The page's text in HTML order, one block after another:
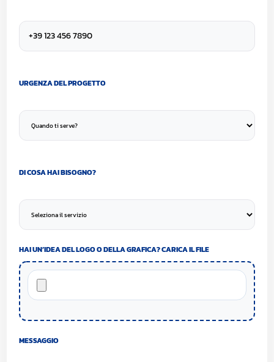
URGENZA DEL PROGETTO
DI COSA HAI BISOGNO?
HAI UN’IDEA DEL LOGO O DELLA GRAFICA? CARICA IL FILE
MESSAGGIO